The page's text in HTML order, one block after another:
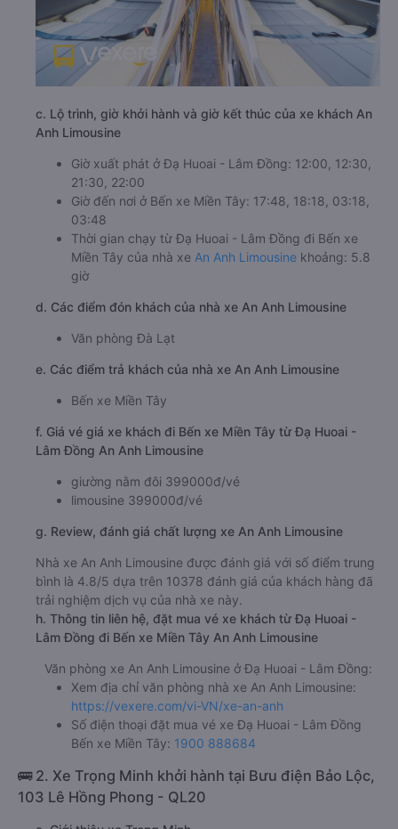
c. Lộ trình, giờ khởi hành và giờ kết thúc của xe khách An
Anh Limousine
Giờ xuất phát ở Đạ Huoai - Lâm Đồng: 12:00, 12:30,
21:30, 22:00
Giờ đến nơi ở Bến xe Miền Tây: 17:48, 18:18, 03:18,
03:48
Thời gian chạy từ Đạ Huoai - Lâm Đồng đi Bến xe
Miền Tây của nhà xe An Anh Limousine khoảng: 5.8
giờ
d. Các điểm đón khách của nhà xe An Anh Limousine
Văn phòng Đà Lạt
e. Các điểm trả khách của nhà xe An Anh Limousine
Bến xe Miền Tây
f. Giá vé giá xe khách đi Bến xe Miền Tây từ Đạ Huoai -
Lâm Đồng An Anh Limousine
giường nằm đôi 399000đ/vé
limousine 399000đ/vé
g. Review, đánh giá chất lượng xe An Anh Limousine
Nhà xe An Anh Limousine được đánh giá với số điểm trung
bình là 4.8/5 dựa trên 10378 đánh giá của khách hàng đã
trải nghiệm dịch vụ của nhà xe này.
h. Thông tin liên hệ, đặt mua vé xe khách từ Đạ Huoai -
Lâm Đồng đi Bến xe Miền Tây An Anh Limousine
Văn phòng xe An Anh Limousine ở Đạ Huoai - Lâm Đồng:
Xem địa chỉ văn phòng nhà xe An Anh Limousine:
https://vexere.com/vi-VN/xe-an-anh
Số điện thoại đặt mua vé xe Đạ Huoai - Lâm Đồng
Bến xe Miền Tây: 1900 888684
🚌 2. Xe Trọng Minh khởi hành tại Bưu điện Bảo Lộc,
103 Lê Hồng Phong - QL20